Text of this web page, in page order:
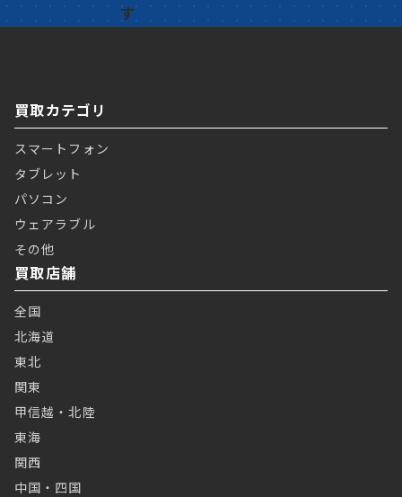
買取カテゴリ
スマートフォン
タブレット
パソコン
ウェアラブル
その他
買取店舗
全国
北海道
東北
関東
甲信越・北陸
東海
関西
中国・四国